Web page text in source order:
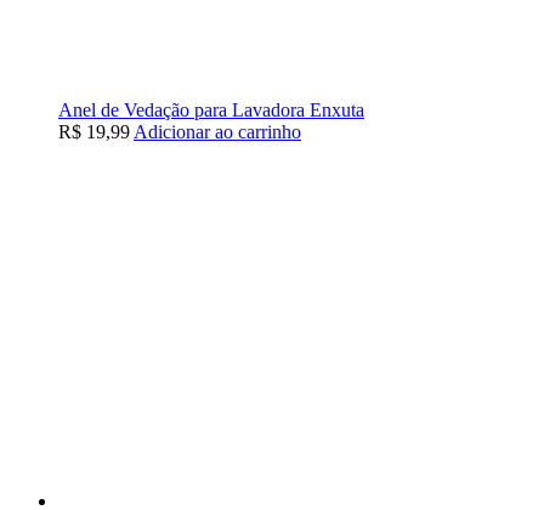
Anel de Vedação para Lavadora Enxuta
R$ 19,99 Adicionar ao carrinho